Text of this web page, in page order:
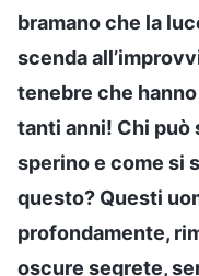
bramano che la
scenda
tenebre che
tanti anni! Chi può
sperino e come si
questo? Questi
profondamente,
oscure segrete,